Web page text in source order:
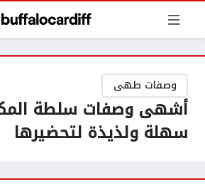
وصفات طهى
أشهى وصفات سلطة
سهلة ولذيذة لتحضيرها